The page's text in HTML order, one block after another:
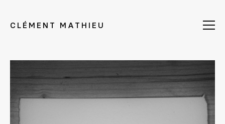
CLÉMENT MATHIEU